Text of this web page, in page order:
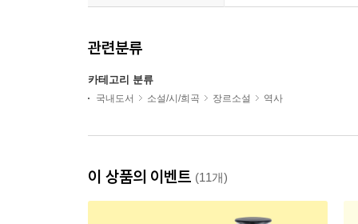
관련분류
카테고리 분류
국내도서 소설/시/희곡 장르소설 역사
이 상품의 이벤트 (11개)